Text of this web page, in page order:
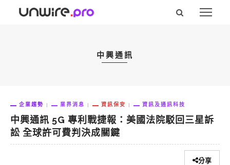
中興通訊
企業趨勢 業界消息 資訊保安 資訊及通訊科技
中興通訊 5G 專利戰捷報：美國法院駁回三星訴
訟 全球許可費判決成關鍵
分享